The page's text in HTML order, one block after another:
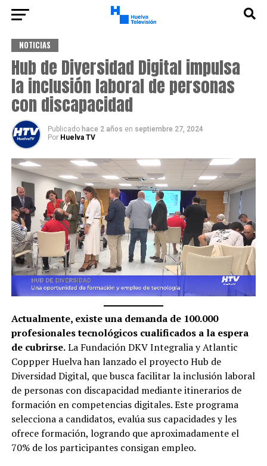
NOTICIAS
Hub de Diversidad Digital impulsa
la inclusión laboral de personas
con discapacidad
Publicado hace 2 años en septiembre 27, 2024
Por Huelva TV
Actualmente, existe una demanda de 100.000
profesionales tecnológicos cualificados a la espera
de cubrirse.La Fundación DKV Integralia y Atlantic
Coppper Huelva han lanzado el proyecto Hub de
Diversidad Digital, que busca facilitar la inclusión laboral
de personas con discapacidad mediante itinerarios de
formación en competencias digitales. Este programa
selecciona a candidatos, evalúa sus capacidades y les
ofrece formación, logrando que aproximadamente el
70% de los participantes consigan empleo.